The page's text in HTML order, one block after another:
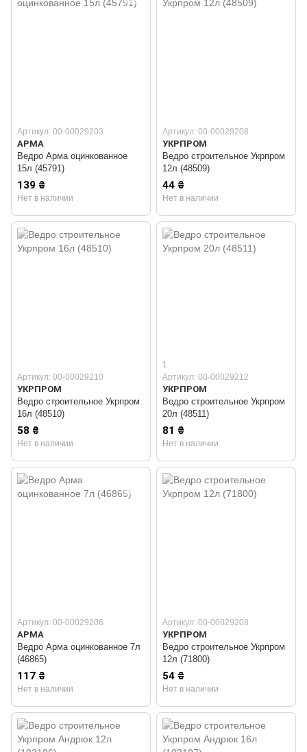
Артикул: 00-00029203
АРМА
Ведро Арма оцинкованное
15л (45791)
139 ₴
Нет в наличии
Артикул: 00-00029208
УКРПРОМ
Ведро строительное Укрпром
12л (48509)
44 ₴
Нет в наличии
Артикул: 00-00029210
УКРПРОМ
Ведро строительное Укрпром
16л (48510)
58 ₴
Нет в наличии
1
Артикул: 00-00029212
УКРПРОМ
Ведро строительное Укрпром
20л (48511)
81 ₴
Нет в наличии
Артикул: 00-00029206
АРМА
Ведро Арма оцинкованное 7л
(46865)
117 ₴
Нет в наличии
Артикул: 00-00029208
УКРПРОМ
Ведро строительное Укрпром
12л (71800)
54 ₴
Нет в наличии